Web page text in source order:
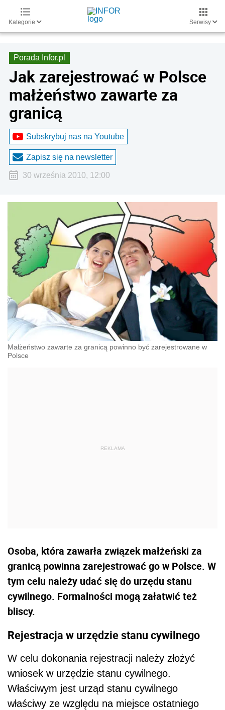
Kategorie Serwisy
Porada Infor.pl
Jak zarejestrować w Polsce
małżeństwo zawarte za
granicą
Subskrybuj nas na Youtube
Zapisz się na newsletter
30 września 2010, 12:00
Małżeństwo zawarte za granicą powinno być zarejestrowane w
Polsce
Osoba, która zawarła związek małżeński za
granicą powinna zarejestrować go w Polsce. W
tym celu należy udać się do urzędu stanu
cywilnego. Formalności mogą załatwić też
bliscy.
Rejestracja w urzędzie stanu cywilnego
W celu dokonania rejestracji należy złożyć
wniosek w urzędzie stanu cywilnego.
Właściwym jest urząd stanu cywilnego
właściwy ze względu na miejsce ostatniego